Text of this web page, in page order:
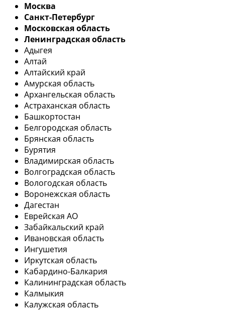
Москва
Санкт-Петербург
Московская область
Ленинградская область
Адыгея
Алтай
Алтайский край
Амурская область
Архангельская область
Астраханская область
Башкортостан
Белгородская область
Брянская область
Бурятия
Владимирская область
Волгоградская область
Вологодская область
Воронежская область
Дагестан
Еврейская АО
Забайкальский край
Ивановская область
Ингушетия
Иркутская область
Кабардино-Балкария
Калининградская область
Калмыкия
Калужская область